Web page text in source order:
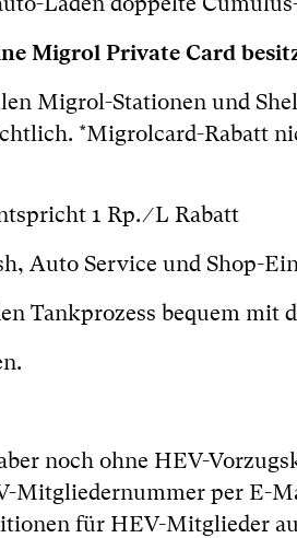
Migrol Private Card
Migrol-Stationen und
*Migrolcard-Rabatt
1 Rp. ∕ L Rabatt
Auto Service und Shop-
Tankprozess bequem mit
noch ohne HEV-
Mitgliedernummer per E-
für HEV-Mitglieder